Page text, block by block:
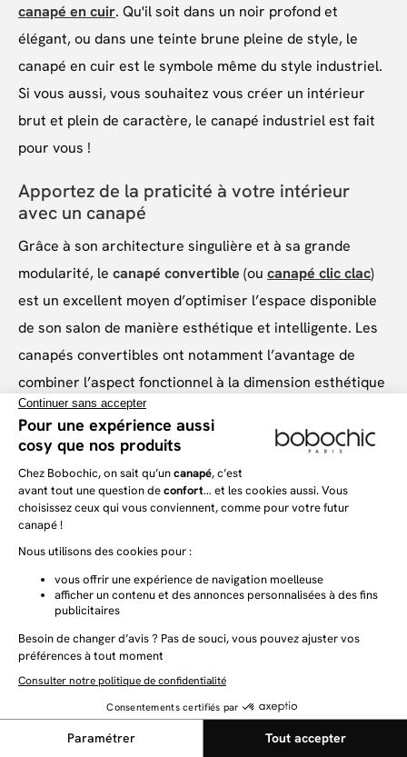
canapé en cuir. Qu'il soit dans un noir profond et
élégant, ou dans une teinte brune pleine de style, le
canapé en cuir est le symbole même du style industriel.
Si vous aussi, vous souhaitez vous créer un intérieur
brut et plein de caractère, le canapé industriel est fait
pour vous !
Apportez de la praticité à votre intérieur
avec un canapé
Grâce à son architecture singulière et à sa grande
modularité, le canapé convertible (ou canapé clic clac)
est un excellent moyen d’optimiser l’espace disponible
de son salon de manière esthétique et intelligente. Les
canapés convertibles ont notamment l’avantage de
combiner l’aspect fonctionnel à la dimension esthétique
et design, afin de s’intégrer parfaitement à la déco chic
de votre salon. Disponibles en plusieurs variétés,
canapés droits ou canapés d’angle, nos canapés
convertibles peuvent en effet s’adapter à différentes
configurations d’espace
, et ainsi embellir
harmonieusement votre salon.
Esthétique et intelligemment modulable, un canapé
convertible vous donnera la possibilité de transformer,
main. Si vous souhaitez un
design, les canapés droits convertibles des collections
ENVY ou AUGUSTIN sauront totalement vous séduire
grâce à leur revêtement en tissu bouclette, offrant